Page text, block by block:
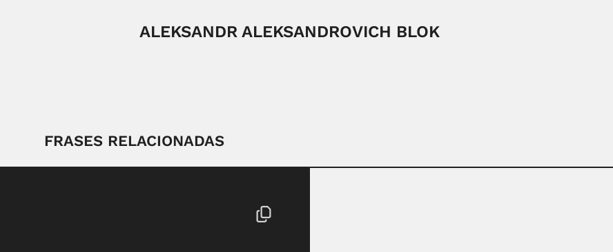
ALEKSANDR ALEKSANDROVICH BLOK
FRASES RELACIONADAS